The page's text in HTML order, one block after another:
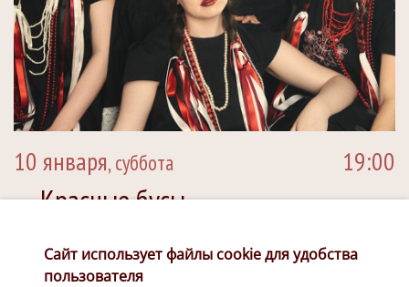
10 января, суббота 19:00
12+ Красные бусы
Билеты
Сайт использует файлы cookie для удобства
пользователя